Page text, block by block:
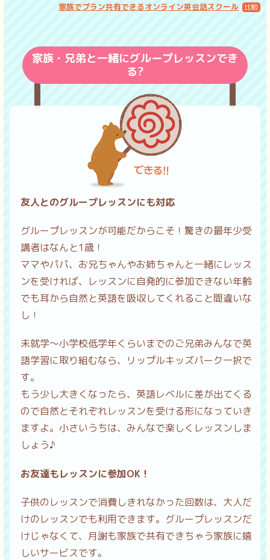
家族でプラン共有できるオンライン英会話スクール
家族・兄弟と一緒にグループレッスンでき
る?
友人とのグループレッスンにも対応
グループレッスンが可能だからこそ！驚きの最年少受
講者はなんと1歳！
ママやパパ、お兄ちゃんやお姉ちゃんと一緒にレッス
ンを受ければ、レッスンに自発的に参加できない年齢
でも耳から自然と英語を吸収してくれること間違いな
し！
未就学〜小学校低学年くらいまでのご兄弟みんなで英
語学習に取り組むなら、リップルキッズパーク一択で
す。
もう少し大きくなったら、英語レベルに差が出てくる
ので自然とそれぞれレッスンを受ける形になっていき
ますよ。小さいうちは、みんなで楽しくレッスンしま
しょう♪
お友達もレッスンに参加OK！
子供のレッスンで消費しきれなかった回数は、大人だ
けのレッスンでも利用できます。グループレッスンだ
けじゃなくて、月謝も家族で共有できちゃう家族に嬉
しいサービスです。